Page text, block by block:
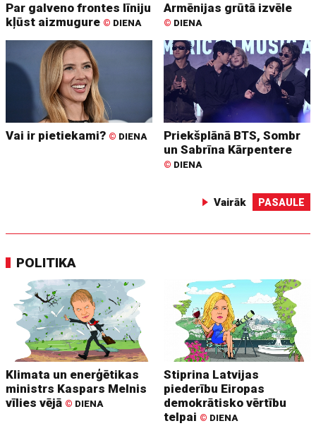
Par galveno frontes līniju
kļūst aizmugure © DIENA
Armēnijas grūtā izvēle
© DIENA
Vai ir pietiekami? © DIENA
Priekšplānā BTS, Sombr
un Sabrīna Kārpentere
© DIENA
Vairāk PASAULE
POLITIKA
Klimata un enerģētikas
ministrs Kaspars Melnis
vīlies vējā © DIENA
Stiprina Latvijas
piederību Eiropas
demokrātisko vērtību
telpai © DIENA